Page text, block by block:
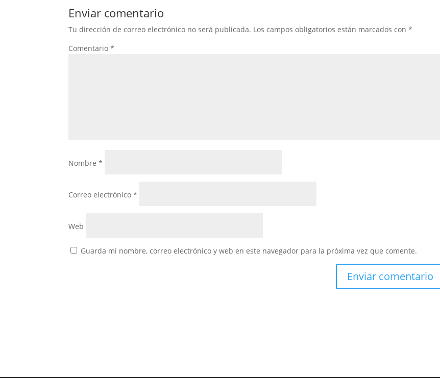
Enviar comentario
Tu dirección de correo electrónico no será publicada. Los campos obligatorios están marcados con*
Comentario*
Nombre*
Correo electrónico*
Web
Guarda mi nombre, correo electrónico y web en este navegador para la próxima vez que comente.